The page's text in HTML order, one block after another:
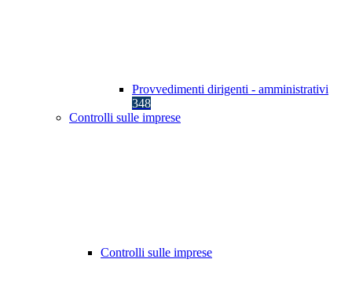
Provvedimenti dirigenti - amministrativi
348
Controlli sulle imprese
Controlli sulle imprese